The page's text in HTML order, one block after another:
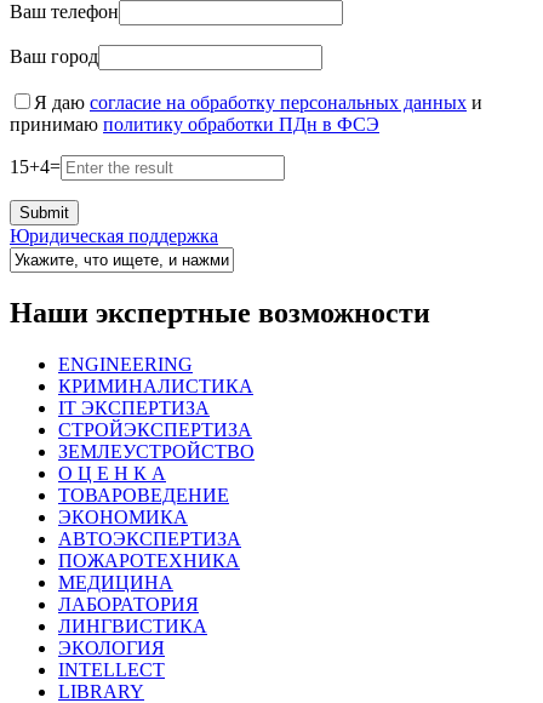
Ваш телефон
Ваш город
Я даю согласие на обработку персональных данных и
принимаю политику обработки ПДн в ФСЭ
15+4=
Юридическая поддержка
Наши экспертные возможности
ENGINEERING
КРИМИНАЛИСТИКА
IT ЭКСПЕРТИЗА
СТРОЙЭКСПЕРТИЗА
ЗЕМЛЕУСТРОЙСТВО
О Ц Е Н К А
ТОВАРОВЕДЕНИЕ
ЭКОНОМИКА
АВТОЭКСПЕРТИЗА
ПОЖАРОТЕХНИКА
МЕДИЦИНА
ЛАБОРАТОРИЯ
ЛИНГВИСТИКА
ЭКОЛОГИЯ
INTELLECT
LIBRARY